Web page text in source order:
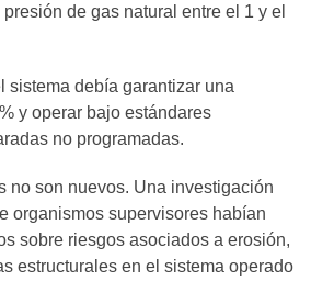
de gas natural entre el 1 y el
sistema debía garantizar una
y operar bajo estándares
no programadas.
no son nuevos. Una investigación
organismos supervisores habían
sobre riesgos asociados a erosión,
estructurales en el sistema operado